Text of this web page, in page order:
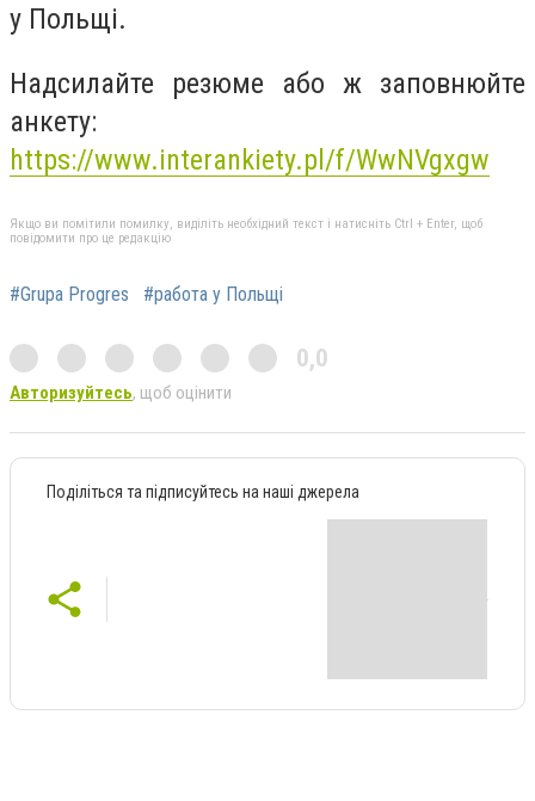
у Польщі.
Надсилайте резюме або ж заповнюйте
анкету:
https://www.interankiety.pl/f/WwNVgxgw
Якщо ви помітили помилку, виділіть необхідний текст і натисніть Ctrl + Enter, щоб
повідомити про це редакцію
#Grupa Progres #работа у Польщі
0,0
Авторизуйтесь, щоб оцінити
Поділіться та підписуйтесь на наші джерела